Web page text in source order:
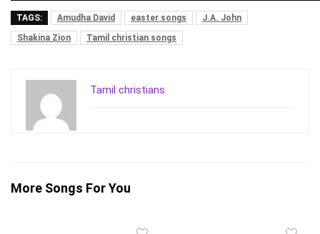
TAGS: Amudha David easter songs
J.A. John
Shakina Zion
Tamil christian songs
Tamil christians
More Songs For You